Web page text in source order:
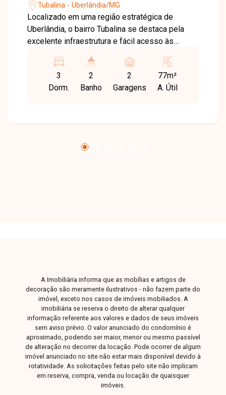
Tubalina - Uberlândia/MG
Localizado em uma região estratégica de
Uberlândia, o bairro Tubalina se destaca pela
excelente infraestrutura e fácil acesso às
variedade de comércios, escolas, serviços e
opções de lazer nas proximidades, o bairro
oferece praticidade no dia a dia e qualidade de
sala ampla, cozinha separada, 3 quartos, sendo
3
Dorm.
2
Banho
2
Garagens
77m²
A. Útil
A Imobiliária informa que as mobílias e artigos de
decoração são meramente ilustrativos - não fazem parte do
imóvel, exceto nos casos de imóveis mobiliados. A
imobiliária se reserva o direito de alterar qualquer
informação referente aos valores e dados de seus imóveis
sem aviso prévio. O valor anunciado do condomínio é
aproximado, podendo ser maior, menor ou mesmo passível
de alteração no decorrer da locação. Pode ocorrer de algum
imóvel anunciado no site não estar mais disponível devido à
rotatividade. As solicitações feitas pelo site não implicam
em reserva, compra, venda ou locação de quaisquer
imóveis.